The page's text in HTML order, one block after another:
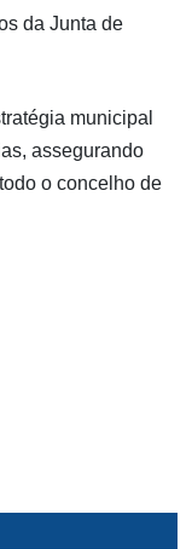
da Junta de
municipal
assegurando
o concelho de